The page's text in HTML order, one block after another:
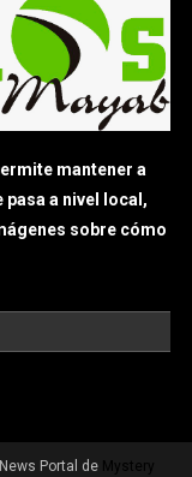
mantener a
a nivel local,
sobre cómo
Portal de Mystery